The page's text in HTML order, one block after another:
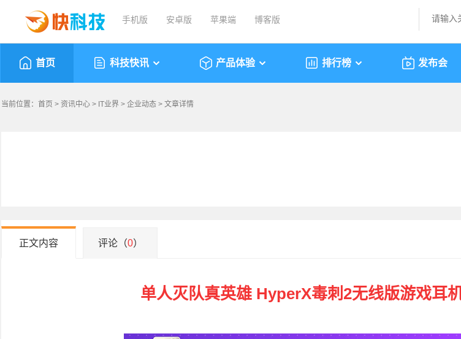
手机版 安卓版 苹果端 博客版
首页 科技快讯 产品体验 排行榜 发布会
当前位置： 首页 > 资讯中心 > IT业界 > 企业动态 > 文章详情
正文内容 评论（0）
单人灭队真英雄 HyperX毒刺2无线版游戏耳